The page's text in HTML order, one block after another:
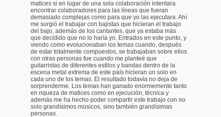
matices si en lugar de una sola colaboración intentara
encontrar colaboradores para las líneas que fueran
demasiado complejas como para que yo las ejecutara. Ahí
me surgió el trabajar con bajistas que hicieran el trabajo
del bajo, además de los cantantes, que ya estaba más
que decidido que no lo haría yo. Entrados en este punto, y
viendo como evolucionaban los temas cuando, después
de estar totalmente compuestos, se trabajaban sobre ellos
con otras personas fue cuando me planteé que
guitarristas de diferentes estilos y bandas dentro de la
escena metal extrema de este país hicieran un solo en
cada uno de los temas. El resultado todavía no deja de
sorprenderme. Los temas han ganado enormemente tanto
en riqueza de matices como en ejecución, técnica y
además me ha hecho poder compartir este trabajo con no
solo grandísimos músicos, sino también grandísimas
personas.